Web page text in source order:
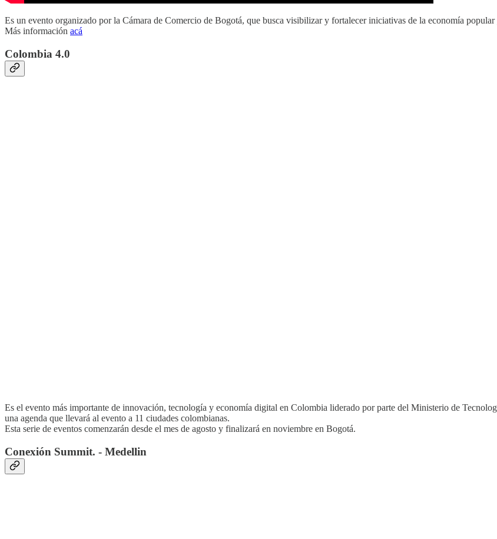
Es un evento organizado por la Cámara de Comercio de Bogotá, que busca visibilizar y fortalecer iniciativas de la economía
Más información acá
Colombia 4.0
Es el evento más importante de innovación, tecnología y economía digital en Colombia liderado por parte del Ministerio de
una agenda que llevará al evento a 11 ciudades colombianas.
Esta serie de eventos comenzarán desde el mes de agosto y finalizará en noviembre en Bogotá.
Conexión Summit. - Medellin